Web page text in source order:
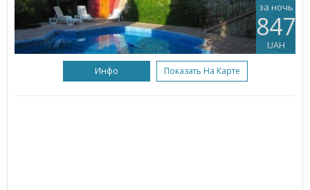
за ночь
847
UAH
Инфо Показать На Карте